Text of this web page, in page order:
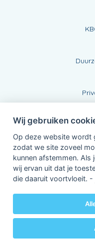
Verbonden
van KBC
3000 Leuven -
BTW BE
Powered
©
Wij gebruiken
Op deze website wordt
zodat we site zoveel
kunnen afstemmen. Als
wij ervan uit dat je
die daaruit voortvloeit. -